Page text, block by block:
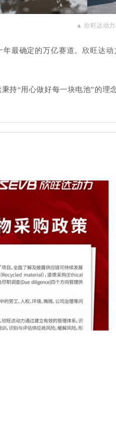
▲ 欣旺达动
最确定的万亿赛道。欣旺达
秉持“用心做好每一块电池”的理